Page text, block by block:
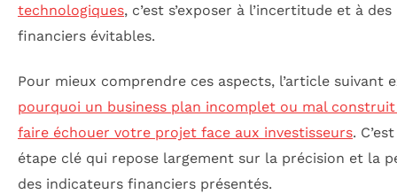
technologiques, c’est s’exposer à l’incertitude et à
financiers évitables.
Pour mieux comprendre ces aspects, l’article suivant
pourquoi un business plan incomplet ou mal
faire échouer votre projet face aux investisseurs.
étape clé qui repose largement sur la précision et la
des indicateurs financiers présentés.